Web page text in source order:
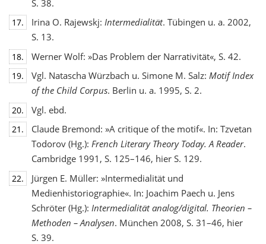
S. 38.
17. Irina O. Rajewskj: Intermedialität. Tübingen u. a. 2002,
S. 13.
18. Werner Wolf: »Das Problem der Narrativität«, S. 42.
19. Vgl. Natascha Würzbach u. Simone M. Salz: Motif Index
of the Child Corpus. Berlin u. a. 1995, S. 2.
20. Vgl. ebd.
21.
Claude Bremond: »A critique of the motif«. In: Tzvetan
Todorov (Hg.): French Literary Theory Today. A Reader.
Cambridge 1991, S. 125–146, hier S. 129.
22.
Jürgen E. Müller: »Intermedialität und
Medienhistoriographie«. In: Joachim Paech u. Jens
Schröter (Hg.): Intermedialität analog/digital. Theorien –
Methoden – Analysen. München 2008, S. 31–46, hier
S. 39.